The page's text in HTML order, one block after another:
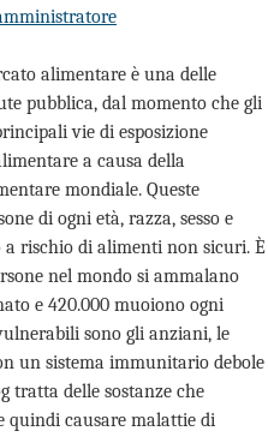
alimentare è una delle
pubblica, dal momento che gli
vie di esposizione
a causa della
mondiale. Queste
di ogni età, razza, sesso e
rischio di alimenti non sicuri. È
nel mondo si ammalano
e 420.000 muoiono ogni
sono gli anziani, le
un sistema immunitario debole
tratta delle sostanze che
quindi causare malattie di